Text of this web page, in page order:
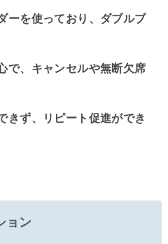
ーを使っており、ダブルブ
で、キャンセルや無断欠席
きず、リピート促進ができ
ョン